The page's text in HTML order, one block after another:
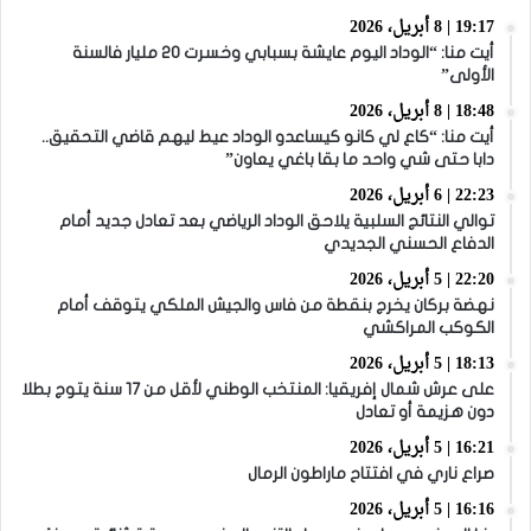
19:17 | 8 أبريل، 2026
أيت منا: “الوداد اليوم عايشة بسبابي وخسرت 20 مليار فالسنة
الأولى”
18:48 | 8 أبريل، 2026
أيت منا: “كاع لي كانو كيساعدو الوداد عيط ليهم قاضي التحقيق..
دابا حتى شي واحد ما بقا باغي يعاون”
22:23 | 6 أبريل، 2026
توالي النتائج السلبية يلاحق الوداد الرياضي بعد تعادل جديد أمام
الدفاع الحسني الجديدي
22:20 | 5 أبريل، 2026
نهضة بركان يخرج بنقطة من فاس والجيش الملكي يتوقف أمام
الكوكب المراكشي
18:13 | 5 أبريل، 2026
على عرش شمال إفريقيا: المنتخب الوطني لأقل من 17 سنة يتوج بطلا
دون هزيمة أو تعادل
16:21 | 5 أبريل، 2026
صراع ناري في افتتاح ماراطون الرمال
16:16 | 5 أبريل، 2026